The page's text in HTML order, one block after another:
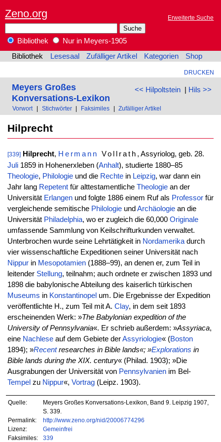
Zeno.org Erweiterte Suche
Bibliothek
Nur in Meyers-1905
Bibliothek
Lesesaal Zufälliger Artikel Kategorien Shop
DRUCKEN
<< Hilpoltstein| Hils >>
Meyers Großes
Konversations-Lexikon
Vorwort Stichwörter Faksimiles Zufälliger Artikel
Hilprecht
[339] Hilprecht, Hermann Vollrath , Assyriolog, geb. 28.
Juli1859 in Hohenerxleben (Anhalt), studierte 1880–85
Theologie, Philologieund die Rechtein Leipzig, war dann ein
Jahr lang Repetentfür alttestamentliche Theologiean der
Universität Erlangenund folgte 1886 einem Ruf als Professorfür
vergleichende semitische Philologieund Archäologiean die
Universität Philadelphia, wo er zugleich die 60,000 Originale
umfassende Sammlung von Keilschrifturkunden verwaltet.
Unterbrochen wurde seine Lehrtätigkeit in Nordamerikadurch
vier wissenschaftliche Expeditionen seiner Universität nach
Nippurin Mesopotamien(1888–99), an denen er, zum Teil in
leitender Stellung, teilnahm; auch ordnete er zwischen 1893 und
1898 die babylonische Abteilung des kaiserlich türkischen
Museums in Konstantinopel um. Die Ergebnisse der Expedition
veröffentlichte H., zum Teil mit A. Clay, in dem seit 1893
erscheinenden Werk: »The Babylonian expedition of the
University of Pennsylvania«. Er schrieb außerdem: »Assyriaca,
eine Nachleseauf dem Gebiete derAssyriologie« (Boston
1894); »Recentresearches in Bible lands«; »Explorations in
Bible lands during the XIX. century« (Philad. 1903); »Die
Ausgrabungen der Universität von Pennsylvanienim Bel-
Tempel zu Nippur«, Vortrag(Leipz. 1903).
Quelle:
Meyers Großes Konversations-Lexikon, Band 9. Leipzig 1907,
S. 339.
Permalink:
http://www.zeno.org/nid/20006774296
Lizenz:
Gemeinfrei
Faksimiles:
339